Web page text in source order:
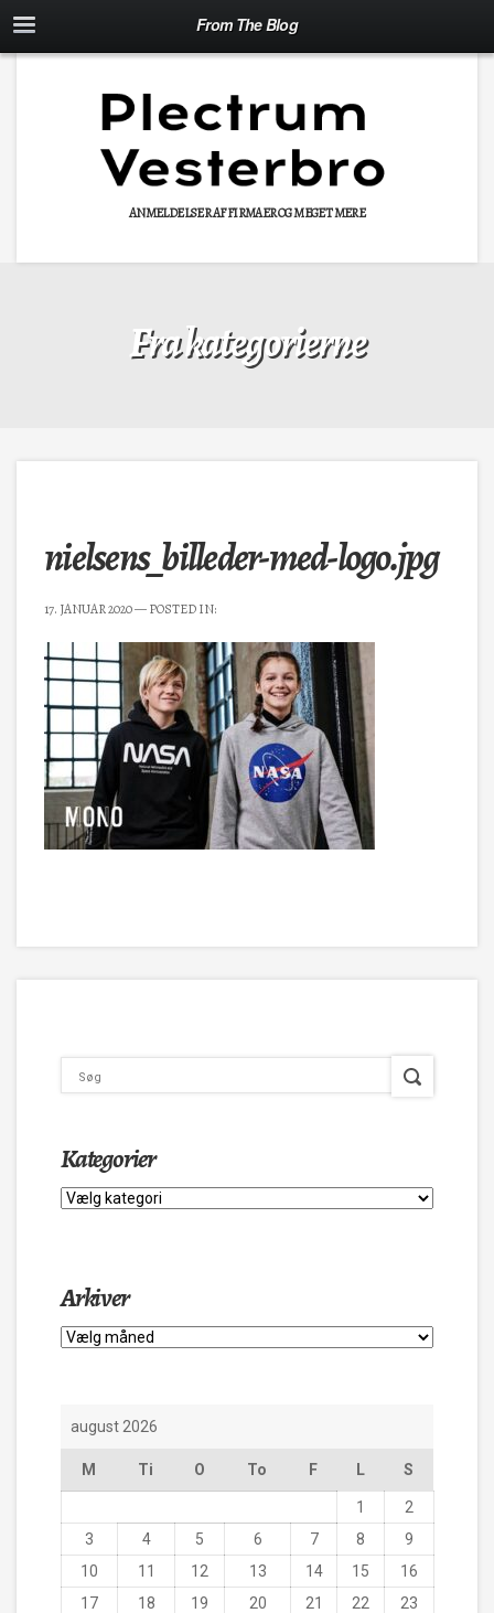
From The Blog
ANMELDELSER AF FIRMAER OG MEGET MERE
Fra kategorierne
nielsens_billeder-med-logo.jpg
17. JANUAR 2020— POSTED IN:
Kategorier
Kategorier
Arkiver
Arkiver
august 2026
M Ti O To F L S
1
2
3
4 5 6 7 8
9
10
11 12 13 14 15
16
17
18 19 20 21 22
23